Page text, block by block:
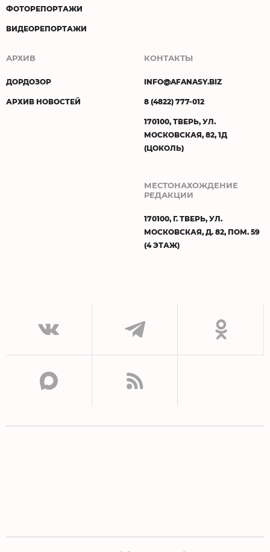
ФОТОРЕПОРТАЖИ
ВИДЕОРЕПОРТАЖИ
АРХИВ
ДОРДОЗОР
АРХИВ НОВОСТЕЙ
КОНТАКТЫ
INFO@AFANASY.BIZ
8 (4822) 777-012
170100, ТВЕРЬ, УЛ.
МОСКОВСКАЯ, 82, 1Д
(ЦОКОЛЬ)
МЕСТОНАХОЖДЕНИЕ
РЕДАКЦИИ
170100, Г. ТВЕРЬ, УЛ.
МОСКОВСКАЯ, Д. 82, ПОМ. 59
(4 ЭТАЖ)